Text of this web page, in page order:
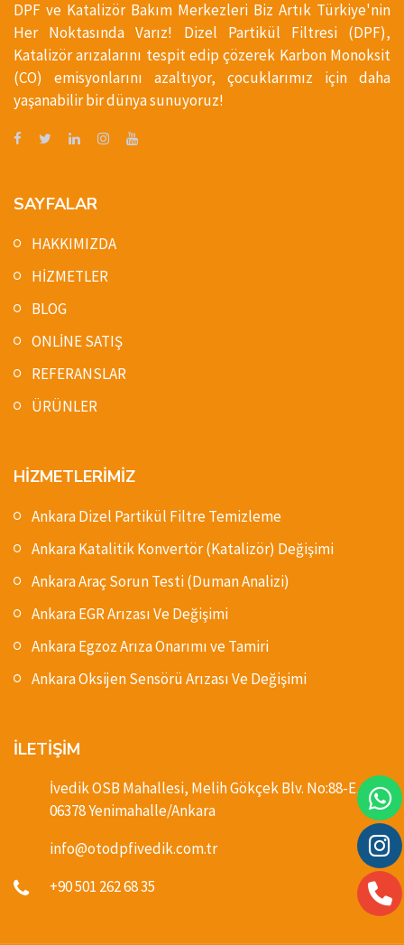
DPF ve Katalizör Bakım Merkezleri Biz Artık Türkiye'nin
Her Noktasında Varız! Dizel Partikül Filtresi (DPF),
Katalizör arızalarını tespit edip çözerek Karbon Monoksit
(CO) emisyonlarını azaltıyor, çocuklarımız için daha
yaşanabilir bir dünya sunuyoruz!
SAYFALAR
HAKKIMIZDA
HİZMETLER
BLOG
ONLİNE SATIŞ
REFERANSLAR
ÜRÜNLER
HİZMETLERİMİZ
Ankara Dizel Partikül Filtre Temizleme
Ankara Katalitik Konvertör (Katalizör) Değişimi
Ankara Araç Sorun Testi (Duman Analizi)
Ankara EGR Arızası Ve Değişimi
Ankara Egzoz Arıza Onarımı ve Tamiri
Ankara Oksijen Sensörü Arızası Ve Değişimi
İLETİŞİM
İvedik OSB Mahallesi, Melih Gökçek Blv. No:88-E,
06378 Yenimahalle/Ankara
info@otodpfivedik.com.tr
+90 501 262 68 35